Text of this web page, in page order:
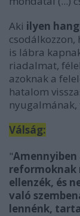
Aki ilyen
csodálkozzon,
is lábra
riadalmat,
azoknak a
hatalom
nyugalmának,
Válság:
"
reformoknak
ellenzék, és
való
lennénk,